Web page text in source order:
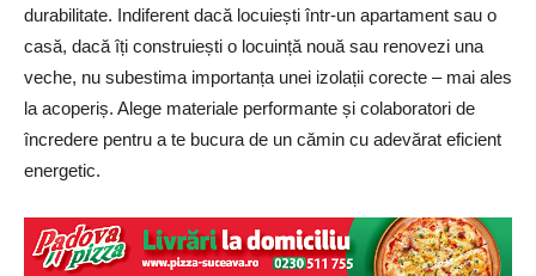
durabilitate. Indiferent dacă locuiești într-un apartament sau o
casă, dacă îți construiești o locuință nouă sau renovezi una
veche, nu subestima importanța unei izolații corecte – mai ales
la acoperiș. Alege materiale performante și colaboratori de
încredere pentru a te bucura de un cămin cu adevărat eficient
energetic.